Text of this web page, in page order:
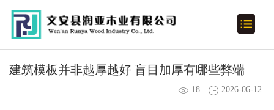
建筑模板并非越厚越好 盲目加厚有哪些弊端
18 2026-06-12